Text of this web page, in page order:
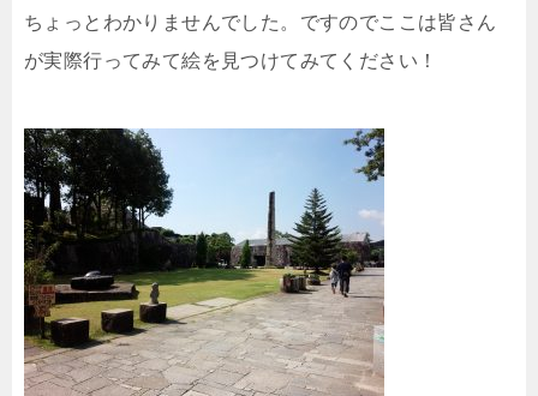
ちょっとわかりませんでした。ですのでここは皆さん
が実際行ってみて絵を見つけてみてください！